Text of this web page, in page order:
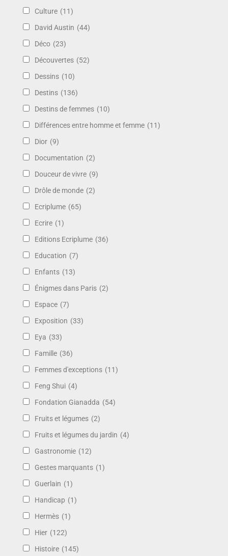
Culture (11)
David Austin (44)
Déco (23)
Découvertes (52)
Dessins (10)
Destins (136)
Destins de femmes (10)
Différences entre homme et femme (11)
Dior (9)
Documentation (2)
Douceur de vivre (9)
Drôle de monde (2)
Ecriplume (65)
Ecrire (1)
Editions Ecriplume (36)
Education (7)
Enfants (13)
Énigmes dans Paris (2)
Espace (7)
Exposition (33)
Eya (33)
Famille (36)
Femmes d'exceptions (11)
Feng Shui (4)
Fondation Gianadda (54)
Fruits et légumes (2)
Fruits et légumes du jardin (4)
Gastronomie (12)
Gestes marquants (1)
Guerlain (1)
Handicap (1)
Hermès (1)
Hier (122)
Histoire (145)